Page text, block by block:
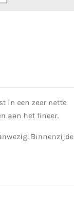
in een zeer nette
aan het fineer.
Binnenzijde